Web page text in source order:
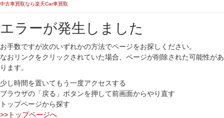
中古車買取なら楽天Car車買取
エラーが発生しました
お手数ですが次のいずれかの方法でページをお探しください。
なおリンクをクリックされていた場合、ページが削除された可能性があ
ります。
少し時間を置いてもう一度アクセスする
ブラウザの「戻る」ボタンを押して前画面からやり直す
トップページから探す
>>トップページへ